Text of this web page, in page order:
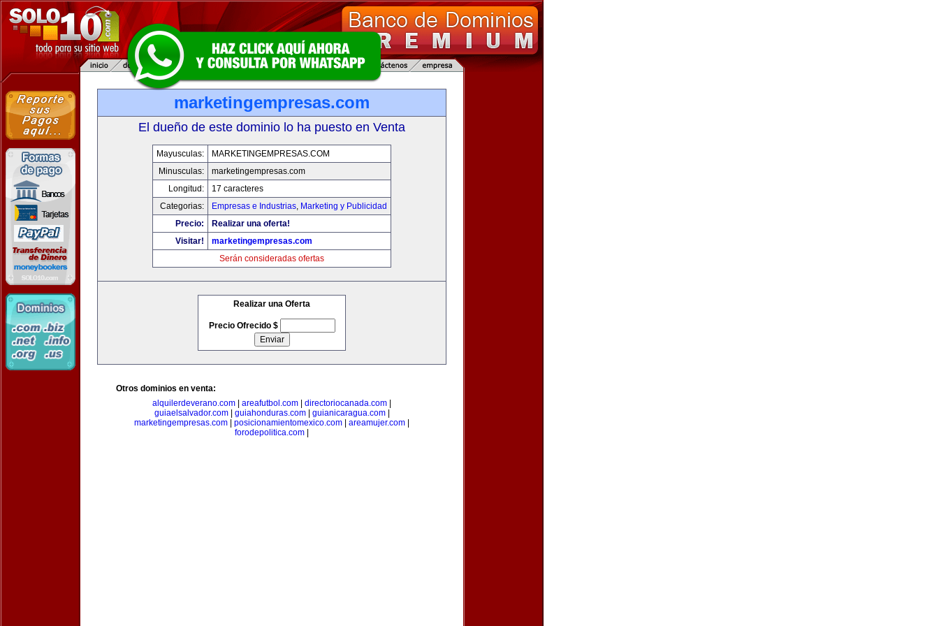
marketingempresas.com
El dueño de este dominio lo ha puesto en Venta
Mayusculas:
MARKETINGEMPRESAS.COM
Minusculas:
marketingempresas.com
Longitud:
17 caracteres
Categorias:
Empresas e Industrias, Marketing y Publicidad
Precio:
Realizar una oferta!
Visitar!
marketingempresas.com
Serán consideradas ofertas
Realizar una Oferta
Precio Ofrecido $
Otros dominios en venta:
alquilerdeverano.com
areafutbol.com directoriocanada.com
guiaelsalvador.com| guiahonduras.com| guianicaragua.com|
marketingempresas.com
posicionamientomexico.com areamujer.com
forodepolitica.com